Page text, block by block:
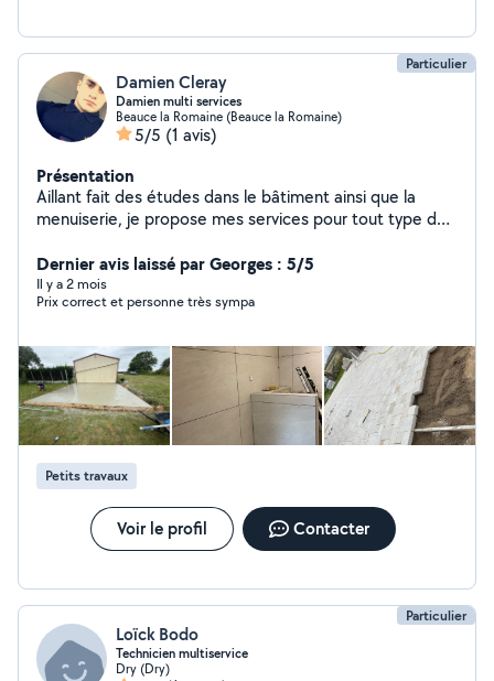
Particulier
Damien Cleray
Damien multi services
Beauce la Romaine (Beauce la Romaine)
5/5 (1 avis)
Présentation
Aillant fait des études dans le bâtiment ainsi que la
menuiserie, je propose mes services pour tout type de
coffrage. Je suis également certifié pour les réparations
de matériel auto porte ( tondeuse,tronçonneuse etc )
Dernier avis laissé par Georges : 5/5
Il y a 2 mois
Prix correct et personne très sympa
Petits travaux
Voir le profil Contacter
Particulier
Loïck Bodo
Technicien multiservice
Dry (Dry)